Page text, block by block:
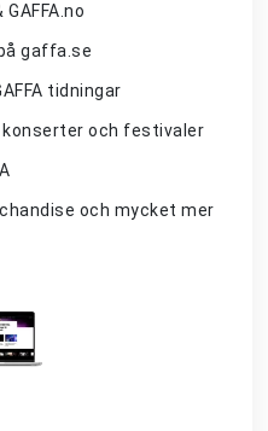
gaffa.se
tidningar
och festivaler
och mycket mer